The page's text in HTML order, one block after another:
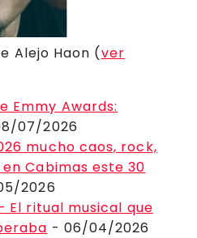
Alejo Haon (ver
Emmy Awards:
07/2026
mucho caos, rock,
Cabimas este 30
2026
El ritual musical que
- 06/04/2026